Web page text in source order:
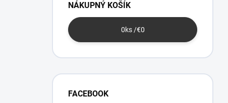
NÁKUPNÝ KOŠÍK
0ks /€0
FACEBOOK